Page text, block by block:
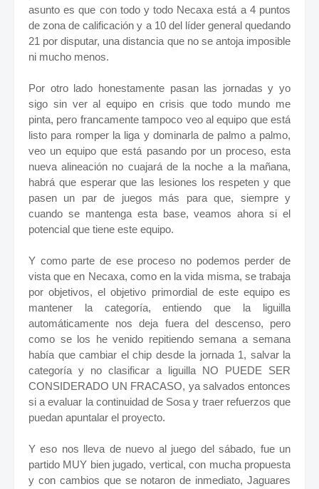
asunto es que con todo y todo Necaxa está a 4 puntos
de zona de calificación y a 10 del líder general quedando
21 por disputar, una distancia que no se antoja imposible
ni mucho menos.
Por otro lado honestamente pasan las jornadas y yo
sigo sin ver al equipo en crisis que todo mundo me
pinta, pero francamente tampoco veo al equipo que está
listo para romper la liga y dominarla de palmo a palmo,
veo un equipo que está pasando por un proceso, esta
nueva alineación no cuajará de la noche a la mañana,
habrá que esperar que las lesiones los respeten y que
pasen un par de juegos más para que, siempre y
cuando se mantenga esta base, veamos ahora si el
potencial que tiene este equipo.
Y como parte de ese proceso no podemos perder de
vista que en Necaxa, como en la vida misma, se trabaja
por objetivos, el objetivo primordial de este equipo es
mantener la categoría, entiendo que la liguilla
automáticamente nos deja fuera del descenso, pero
como se los he venido repitiendo semana a semana
había que cambiar el chip desde la jornada 1, salvar la
categoría y no clasificar a liguilla NO PUEDE SER
CONSIDERADO UN FRACASO, ya salvados entonces
si a evaluar la continuidad de Sosa y traer refuerzos que
puedan apuntalar el proyecto.
Y eso nos lleva de nuevo al juego del sábado, fue un
partido MUY bien jugado, vertical, con mucha propuesta
y con cambios que se notaron de inmediato, Jaguares